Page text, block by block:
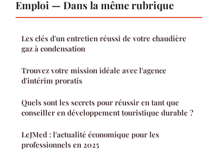
Emploi — Dans la même rubrique
Les clés d'un entretien réussi de votre chaudière
gaz à condensation
Trouvez votre mission idéale avec l'agence
d'intérim proratis
Quels sont les secrets pour réussir en tant que
conseiller en développement touristique durable ?
LeJMed : l'actualité économique pour les
professionnels en 2025